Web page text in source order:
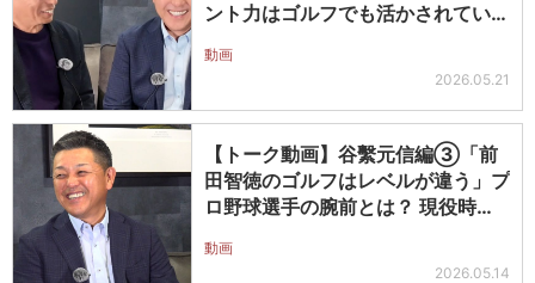
ント力はゴルフでも活かされてい
動画
2026.05.21
【トーク動画】谷繫元信編③「前
田智徳のゴルフはレベルが違う」プ
ロ野球選手の腕前とは？ 現役時代
動画
2026.05.14